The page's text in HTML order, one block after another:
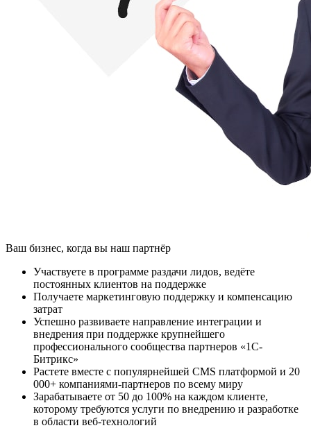
Ваш бизнес, когда вы наш партнёр
Участвуете в программе раздачи лидов, ведёте
постоянных клиентов на поддержке
Получаете маркетинговую поддержку и компенсацию
затрат
Успешно развиваете направление интеграции и
внедрения при поддержке крупнейшего
профессионального сообщества партнеров «1С-
Битрикс»
Растете вместе с популярнейшей CMS платформой и 20
000+ компаниями-партнеров по всему миру
Зарабатываете от 50 до 100% на каждом клиенте,
которому требуются услуги по внедрению и разработке
в области веб-технологий